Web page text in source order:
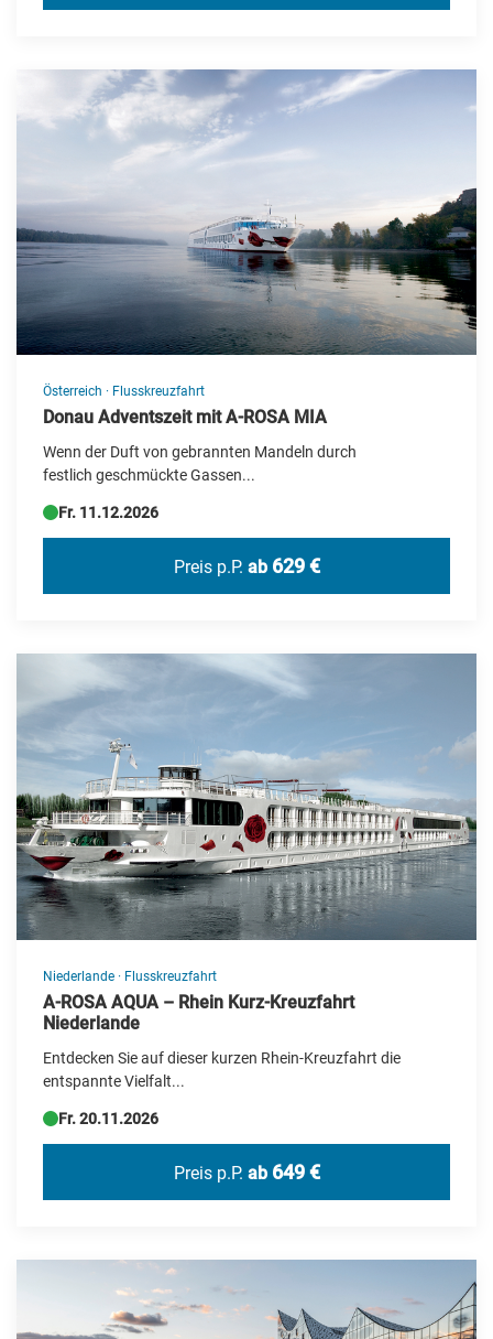
Serbien
Slowakei
Spanien
Türkei
USA
Ungarn
Usbekistan
Österreich
Österreich · Flusskreuzfahrt
Donau Adventszeit mit A-ROSA MIA
Wenn der Duft von gebrannten Mandeln durch
festlich geschmückte Gassen...
Fr. 11.12.2026
Preis p.P. ab 629 €
Niederlande · Flusskreuzfahrt
A-ROSA AQUA – Rhein Kurz-Kreuzfahrt
Niederlande
Entdecken Sie auf dieser kurzen Rhein-Kreuzfahrt die
entspannte Vielfalt...
Fr. 20.11.2026
Preis p.P. ab 649 €